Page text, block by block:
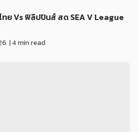
ย Vs ฟิลิปปินส์ สด SEA V League
| 4 min read